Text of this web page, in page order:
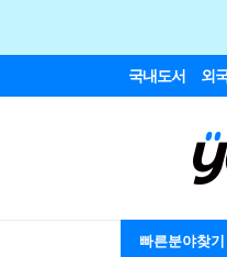
국내도서 외
빠른분야찾기